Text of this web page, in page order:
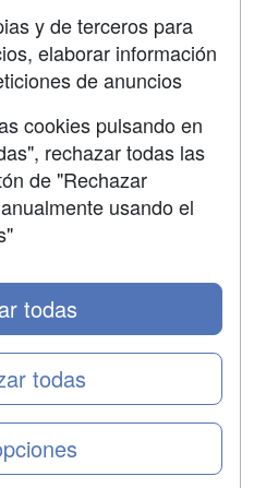
y de terceros para
elaborar información
de anuncios
cookies pulsando en
rechazar todas las
de "Rechazar
usando el
todas
todas